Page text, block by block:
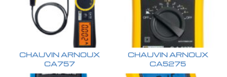
CHAUVIN ARNOUX
CA757
CHAUVIN ARNOUX
CA5275